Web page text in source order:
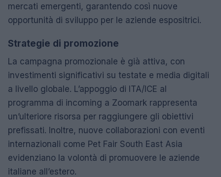
mercati emergenti, garantendo così nuove
opportunità di sviluppo per le aziende espositrici.
Strategie di promozione
La campagna promozionale è già attiva, con
investimenti significativi su testate e media digitali
a livello globale. L’appoggio di ITA/ICE al
programma di incoming a Zoomark rappresenta
un’ulteriore risorsa per raggiungere gli obiettivi
prefissati. Inoltre, nuove collaborazioni con eventi
internazionali come Pet Fair South East Asia
evidenziano la volontà di promuovere le aziende
italiane all’estero.